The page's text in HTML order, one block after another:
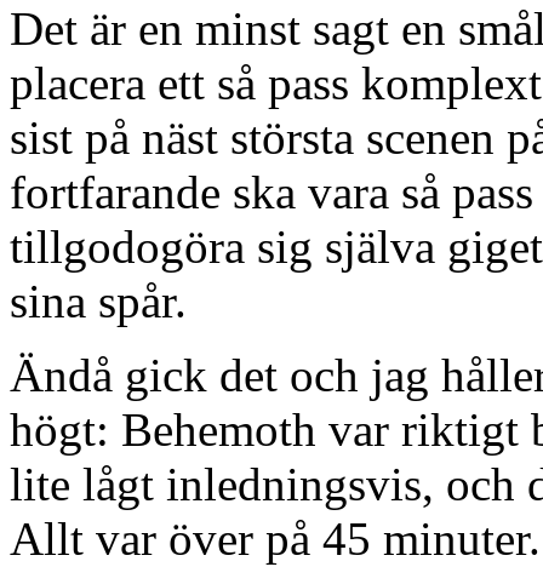
Det är en minst sagt en
placera ett så pass
sist på näst största scenen
fortfarande ska vara så
tillgodogöra sig själva
sina spår.
Ändå gick det och jag
högt: Behemoth var riktigt
lite lågt inledningsvis, och
Allt var över på 45 minuter.